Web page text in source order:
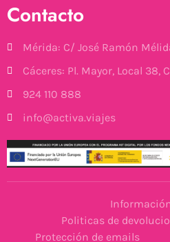
Contacto
Mérida: C/ José Ramón
Cáceres: Pl. Mayor, Local 38,
924 110 888
info@activa.viajes
Politicas de
Protección de emails